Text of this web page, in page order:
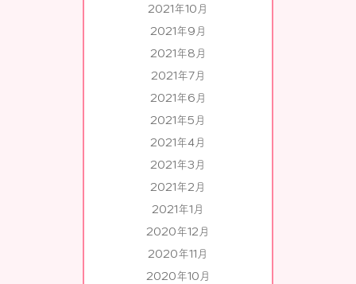
2021年10月
2021年9月
2021年8月
2021年7月
2021年6月
2021年5月
2021年4月
2021年3月
2021年2月
2021年1月
2020年12月
2020年11月
2020年10月